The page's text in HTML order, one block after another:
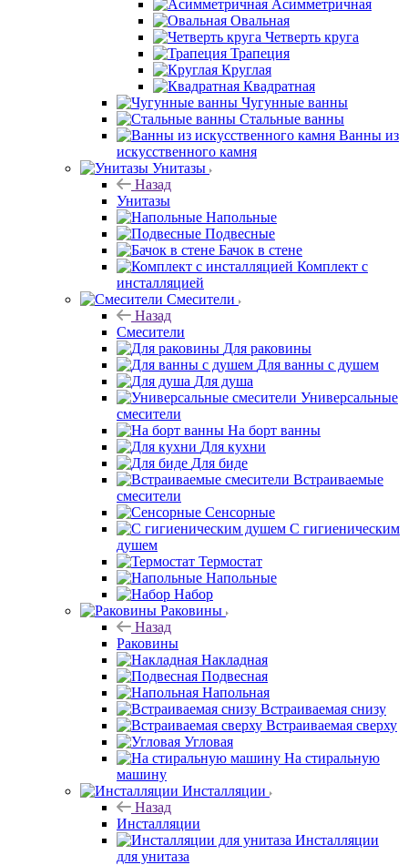
Асимметричная
Овальная
Четверть круга
Трапеция
Круглая
Квадратная
Чугунные ванны
Стальные ванны
Ванны из
искусственного камня
Унитазы
Назад
Унитазы
Напольные
Подвесные
Бачок в стене
Комплект с
инсталляцией
Смесители
Назад
Смесители
Для раковины
Для ванны с душем
Для душа
Универсальные
смесители
На борт ванны
Для кухни
Для биде
Встраиваемые
смесители
Сенсорные
С гигиеническим
душем
Термостат
Напольные
Набор
Раковины
Назад
Раковины
Накладная
Подвесная
Напольная
Встраиваемая снизу
Встраиваемая сверху
Угловая
На стиральную
машину
Инсталляции
Назад
Инсталляции
Инсталляции
для унитаза